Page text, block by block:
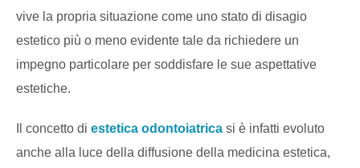
vive la propria situazione come uno stato di disagio
estetico più o meno evidente tale da richiedere un
impegno particolare per soddisfare le sue aspettative
estetiche.
Il concetto di estetica odontoiatrica si è infatti evoluto
anche alla luce della diffusione della medicina estetica,